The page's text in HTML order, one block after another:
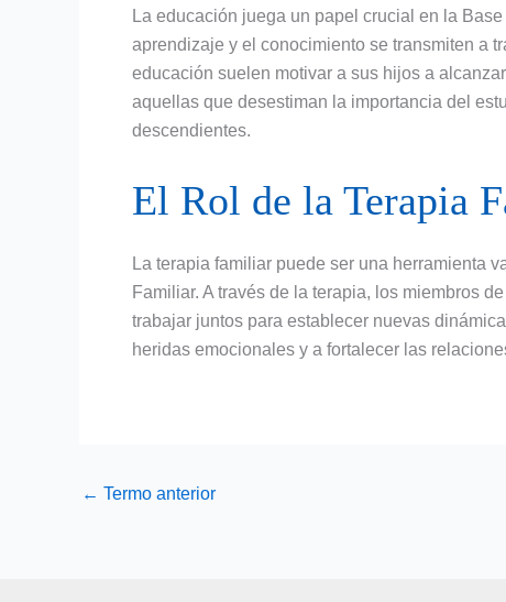
La educación juega un papel crucial en la
aprendizaje y el conocimiento se transmiten a
educación suelen motivar a sus hijos a
aquellas que desestiman la importancia del
descendientes.
El Rol de la Terapia
La terapia familiar puede ser una herramienta
Familiar. A través de la terapia, los miembros
trabajar juntos para establecer nuevas
heridas emocionales y a fortalecer las
← Termo anterior